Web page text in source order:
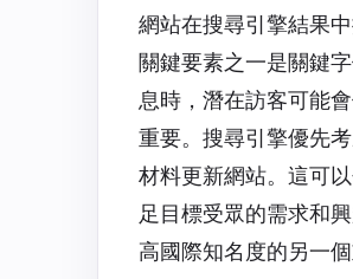
網站在搜尋引擎結果
關鍵要素之一是關鍵
息時，潛在訪客可能
重要。搜尋引擎優先
材料更新網站。這可
足目標受眾的需求和
高國際知名度的另一